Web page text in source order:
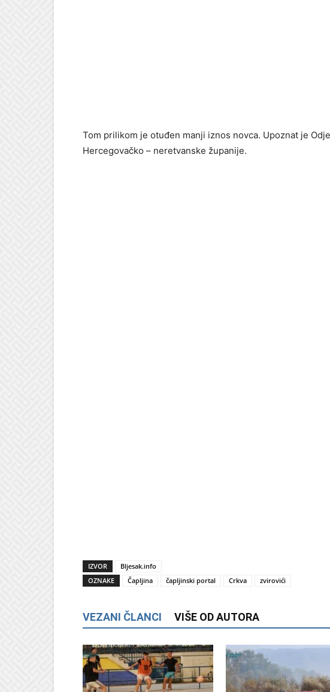
Tom prilikom je otuđen manji iznos novca. Upoznat je
Hercegovačko – neretvanske županije.
IZVOR
Bljesak.info
OZNAKE
Čapljina čapljinski portal Crkva zvirovići
VEZANI ČLANCI VIŠE OD AUTORA